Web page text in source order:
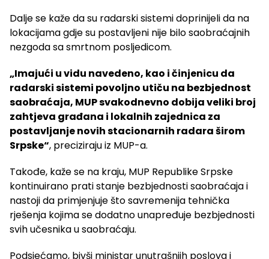
Dalje se kaže da su radarski sistemi doprinijeli da na
lokacijama gdje su postavljeni nije bilo saobraćajnih
nezgoda sa smrtnom posljedicom.
„Imajući u vidu navedeno, kao i činjenicu da
radarski sistemi povoljno utiču na bezbjednost
saobraćaja, MUP svakodnevno dobija veliki broj
zahtjeva građana i lokalnih zajednica za
postavljanje novih stacionarnih radara širom
Srpske“, preciziraju iz MUP-a.
Takođe, kaže se na kraju, MUP Republike Srpske
kontinuirano prati stanje bezbjednosti saobraćaja i
nastoji da primjenjuje što savremenija tehnička
rješenja kojima se dodatno unapređuje bezbjednosti
svih učesnika u saobraćaju.
Podsjećamo, bivši ministar unutrašnjih poslova i